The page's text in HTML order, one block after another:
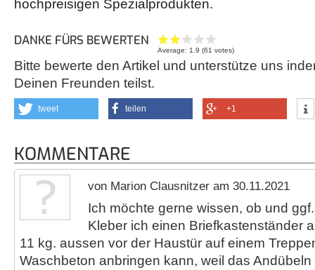
hochpreisigen Spezialprodukten.
DANKE FÜRS BEWERTEN
Average:1.9 (61 votes)
Bitte bewerte den Artikel und unterstütze uns
Deinen Freunden teilst.
tweet teilen +1
KOMMENTARE
von Marion Clausnitzer am 30.11.2021
Ich möchte gerne wissen, ob und
Kleber ich einen Briefkastenständer
11 kg. aussen vor der Haustür auf einem
Waschbeton anbringen kann, weil das